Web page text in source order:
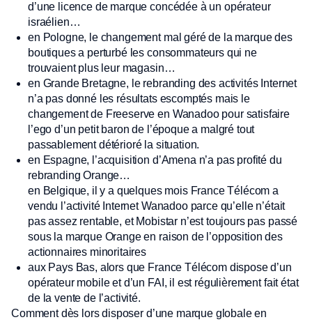
d’une licence de marque concédée à un opérateur
israélien…
en Pologne, le changement mal géré de la marque des
boutiques a perturbé les consommateurs qui ne
trouvaient plus leur magasin…
en Grande Bretagne, le rebranding des activités Internet
n’a pas donné les résultats escomptés mais le
changement de Freeserve en Wanadoo pour satisfaire
l’ego d’un petit baron de l’époque a malgré tout
passablement détérioré la situation.
en Espagne, l’acquisition d’Amena n’a pas profité du
rebranding Orange…
en Belgique, il y a quelques mois France Télécom a
vendu l’activité Internet Wanadoo parce qu’elle n’était
pas assez rentable, et Mobistar n’est toujours pas passé
sous la marque Orange en raison de l’opposition des
actionnaires minoritaires
aux Pays Bas, alors que France Télécom dispose d’un
opérateur mobile et d’un FAI, il est régulièrement fait état
de la vente de l’activité.
Comment dès lors disposer d’une marque globale en